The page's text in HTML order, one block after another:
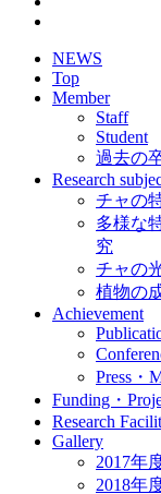
NEWS
Top
Member
Staff
Student
過去の
Research
チャの
多様な
究
チャの
植物の
Achievement
Press・
Funding・
Research
Gallery
2017年
2018年